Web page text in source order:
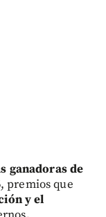
ganadoras de
, premios que
y el